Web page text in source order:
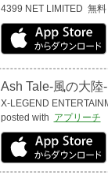
4399 NET LIMITED 無料
Ash Tale-風の大陸-
X-LEGEND
posted with アプリーチ